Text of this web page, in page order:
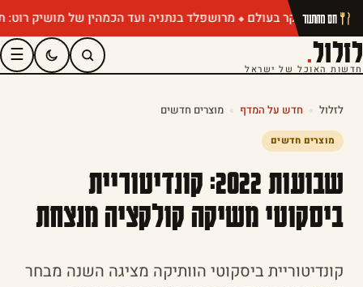
מרושפלד בנתניה ועד הכמהין של מושיק רוט: תפריטי קיץ חם מהתנור
לזלול.
חדשות האוכל של ישראל
☰
לזלול » חדש על המדף » מוצרים חדשים
מוצרים חדשים
שבועות 2022: קונדיטוריית
ביסקוטי משיקה קולקציה מנצחת
קונדיטוריית ביסקוטי הוותיקה מציגה השנה מבחר